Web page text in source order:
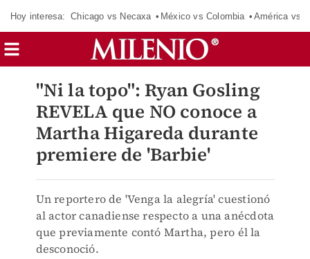
Hoy interesa: Chicago vs Necaxa México vs Colombia América vs
"Ni la topo": Ryan Gosling
REVELA que NO conoce a
Martha Higareda durante
premiere de 'Barbie'
Un reportero de 'Venga la alegría' cuestionó
al actor canadiense respecto a una anécdota
que previamente contó Martha, pero él la
desconoció.